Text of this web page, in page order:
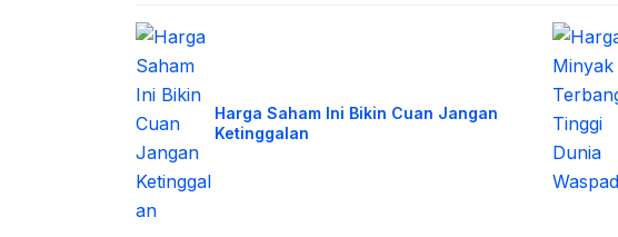
Harga Saham Ini Bikin Cuan Jangan
Ketinggalan